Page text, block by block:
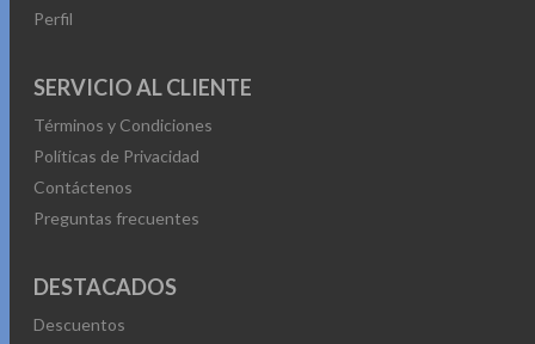
Perfil
SERVICIO AL CLIENTE
Términos y Condiciones
Políticas de Privacidad
Contáctenos
Preguntas frecuentes
DESTACADOS
Descuentos